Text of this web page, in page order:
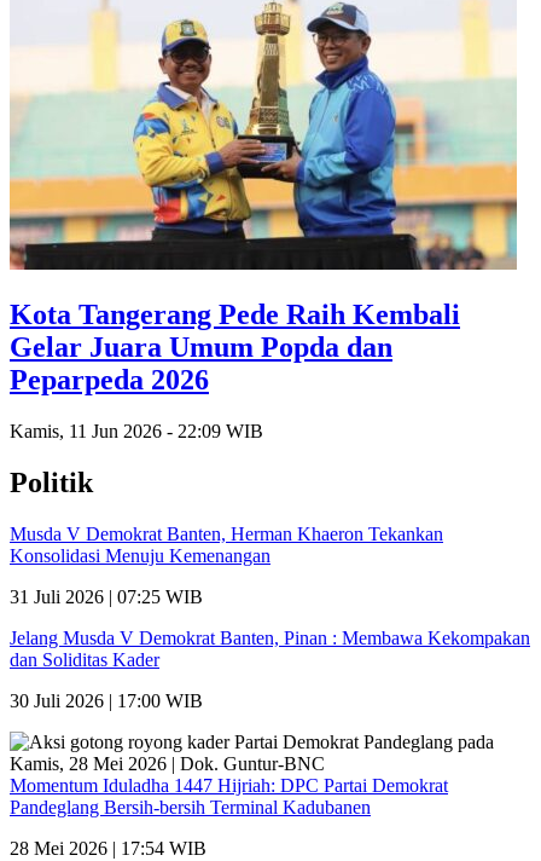
Kota Tangerang Pede Raih Kembali
Gelar Juara Umum Popda dan
Peparpeda 2026
Kamis, 11 Jun 2026 - 22:09 WIB
Politik
Musda V Demokrat Banten, Herman Khaeron Tekankan
Konsolidasi Menuju Kemenangan
31 Juli 2026 | 07:25 WIB
Jelang Musda V Demokrat Banten, Pinan : Membawa Kekompakan
dan Soliditas Kader
30 Juli 2026 | 17:00 WIB
Momentum Iduladha 1447 Hijriah: DPC Partai Demokrat
Pandeglang Bersih-bersih Terminal Kadubanen
28 Mei 2026 | 17:54 WIB